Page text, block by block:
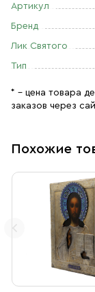
Артикул
Бренд
Лик Святого
Тип
* – цена товара
заказов через
Похожие